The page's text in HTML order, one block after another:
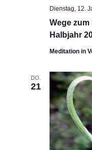
Wege zum
Halbjahr
Dienstag, 12.
Meditation in
DO.
21